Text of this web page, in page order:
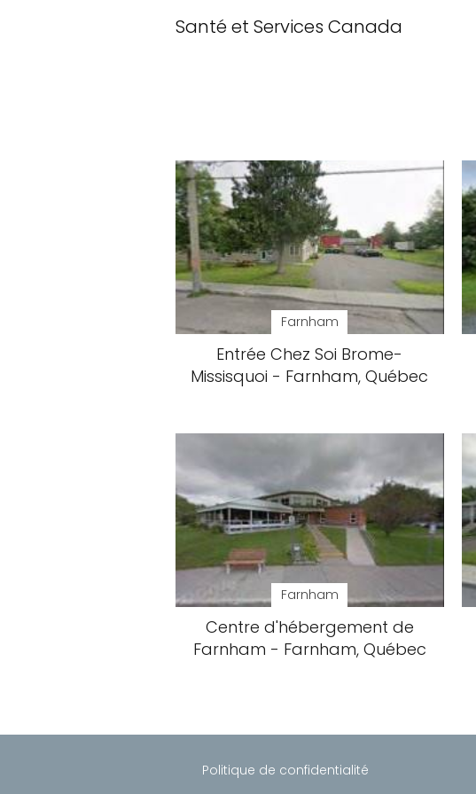
Santé et Services Canada
Farnham
Entrée Chez Soi Brome-
Missisquoi - Farnham, Québec
Farnham
Centre d'hébergement de
Farnham - Farnham, Québec
Politique de confidentialité